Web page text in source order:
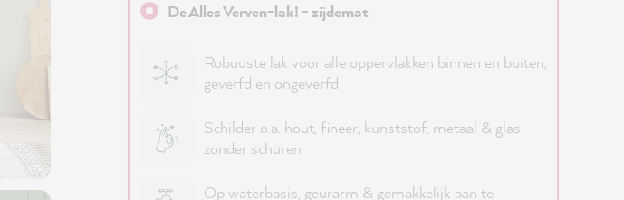
De Alles Verven-lak! - zijdemat
Robuuste lak voor alle oppervlakken binnen en buiten,
geverfd en ongeverfd
Schilder o.a. hout, fineer, kunststof, metaal & glas
zonder schuren
Op waterbasis, geurarm & gemakkelijk aan te